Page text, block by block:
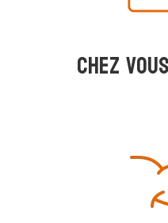
Chez